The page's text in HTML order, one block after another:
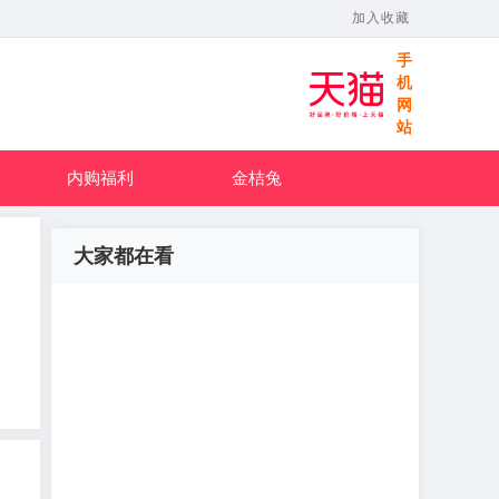
加入收藏
手
机
网
站
内购福利 金桔兔
大家都在看